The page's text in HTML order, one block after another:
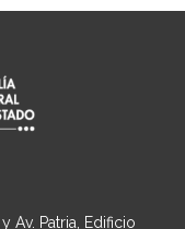
Av. Patria, Edificio